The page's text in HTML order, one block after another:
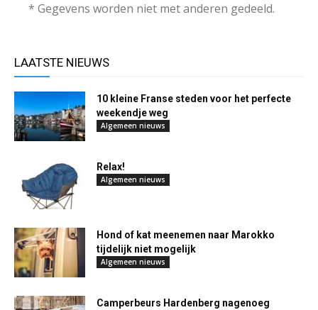
* Gegevens worden niet met anderen gedeeld.
LAATSTE NIEUWS
10 kleine Franse steden voor het perfecte
weekendje weg
Algemeen nieuws
Relax!
Algemeen nieuws
Hond of kat meenemen naar Marokko
tijdelijk niet mogelijk
Algemeen nieuws
Camperbeurs Hardenberg nagenoeg